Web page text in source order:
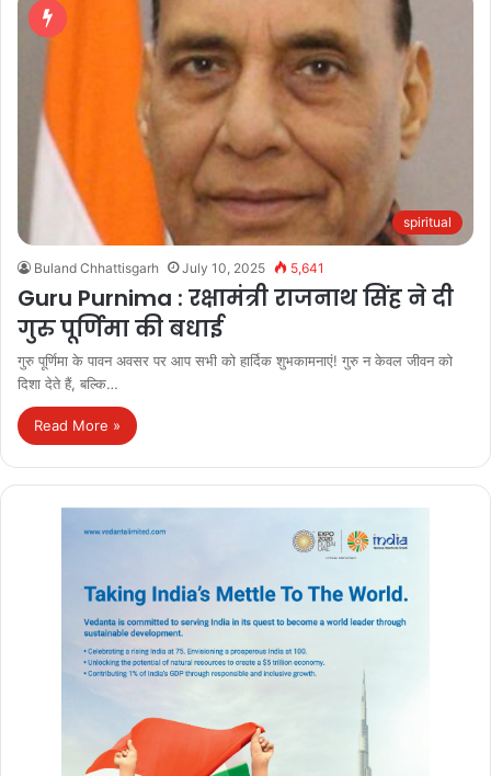
spiritual
Buland Chhattisgarh July 10, 2025 5,641
Guru Purnima : रक्षामंत्री राजनाथ सिंह ने दी
गुरु पूर्णिमा की बधाई
गुरु पूर्णिमा के पावन अवसर पर आप सभी को हार्दिक शुभकामनाएं! गुरु न केवल जीवन को
दिशा देते हैं, बल्कि…
Read More »